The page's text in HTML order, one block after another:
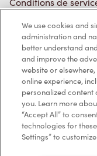
Marques de
Accessibilité
Diagnostic
Contactez-nous
We use cookies and
administration and
better understand
and improve the
website or
online experience,
personalized content
you. Learn more
“Accept All” to
technologies for
Settings” to